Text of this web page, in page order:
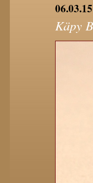
06.03.15
Käpy